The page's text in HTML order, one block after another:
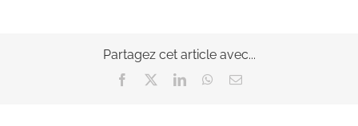
Partagez cet article avec...
Facebook LinkedInWhatsApp
Email